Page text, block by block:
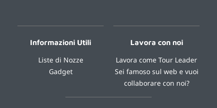
Informazioni Utili
Liste di Nozze
Gadget
Lavora con noi
Lavora come Tour Leader
Sei famoso sul web e vuoi
collaborare con noi?